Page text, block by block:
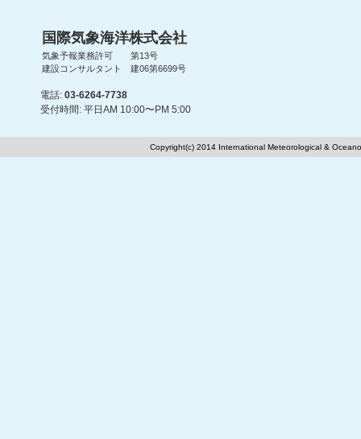
国際気象海洋株式会社
気象予報業務許可 第13号
建設コンサルタント 建06第6699号
電話: 03-6264-7738
受付時間: 平日AM 10:00〜PM 5:00
Copyright(c) 2014 International Meteorological &